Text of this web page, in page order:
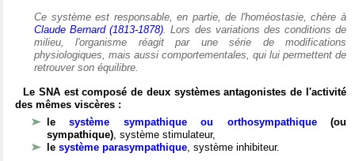
Ce système est responsable, en partie, de l'homéostasie, chère à
Claude Bernard (1813-1878). Lors des variations des conditions de
milieu, l'organisme réagit par une série de modifications
physiologiques, mais aussi comportementales, qui lui permettent de
retrouver son équilibre.
Le SNA est composé de deux systèmes antagonistes de l'activité
des mêmes viscères :
lesystème sympathique ou orthosympathique(ou
sympathique), système stimulateur,
le système parasympathique, système inhibiteur.